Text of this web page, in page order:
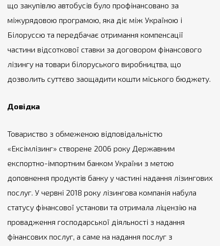
що закупівлю автобусів було профінансовано за
міжурядовою програмою, яка діє між Україною і
Білоруссю та передбачає отримання компенсації
частини відсоткової ставки за договором фінансового
лізингу на товари білоруського виробництва, що
дозволить суттєво заощадити кошти міського бюджету.
Довідка
Товариство з обмеженою відповідальністю
«Ексімлізинг» створене 2006 року Державним
експортно-імпортним банком України з метою
доповнення продуктів банку у частині надання лізингових
послуг. У червні 2018 року лізингова компанія набула
статусу фінансової установи та отримала ліцензію на
провадження господарської діяльності з надання
фінансових послуг, а саме на надання послуг з